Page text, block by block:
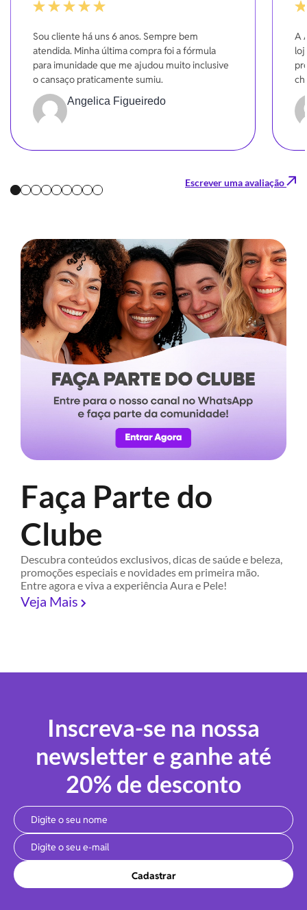
Sou cliente há uns 6 anos. Sempre bem
atendida. Minha última compra foi a fórmula
para imunidade que me ajudou muito inclusive
o cansaço praticamente sumiu.
Angelica Figueiredo
A
Escrever uma avaliação
Faça Parte do
Clube
Descubra conteúdos exclusivos, dicas de saúde e beleza,
promoções especiais e novidades em primeira mão.
Entre agora e viva a experiência Aura e Pele!
Veja Mais
Inscreva-se na nossa
newsletter e ganhe até
20% de desconto
Cadastrar